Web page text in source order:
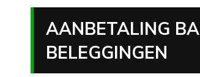
AANBETALING
BELEGGINGEN